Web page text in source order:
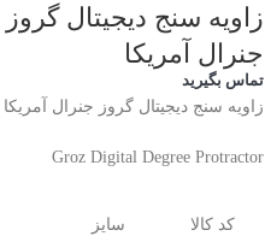
زاویه سنج دیجیتال گروز
جنرال آمریکا
تماس بگیرید
زاویه سنج دیجیتال گروز جنرال آمریکا
Groz Digital Degree Protractor
کد کالا سایز